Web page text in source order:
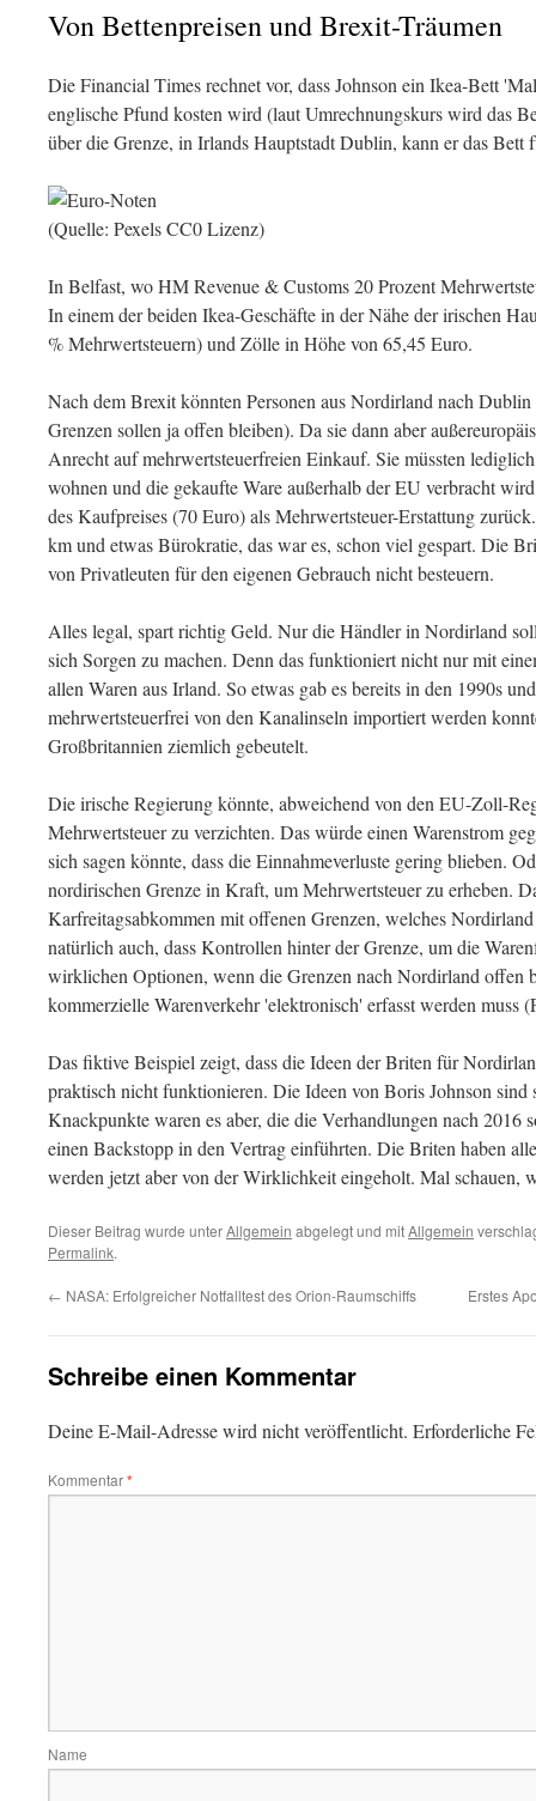
Von Bettenpreisen und Brexit-Träumen
Die Financial Times rechnet vor, dass Johnson ein Ikea-Bett
englische Pfund kosten wird (laut Umrechnungskurs wird das
über die Grenze, in Irlands Hauptstadt Dublin, kann er das Bett
(Quelle: Pexels CC0 Lizenz)
In Belfast, wo HM Revenue & Customs 20 Prozent
In einem der beiden Ikea-Geschäfte in der Nähe der irischen
% Mehrwertsteuern) und Zölle in Höhe von 65,45 Euro.
Nach dem Brexit könnten Personen aus Nordirland nach
Grenzen sollen ja offen bleiben). Da sie dann aber
Anrecht auf mehrwertsteuerfreien Einkauf. Sie müssten
wohnen und die gekaufte Ware außerhalb der EU verbracht
des Kaufpreises (70 Euro) als Mehrwertsteuer-Erstattung
km und etwas Bürokratie, das war es, schon viel gespart. Die
von Privatleuten für den eigenen Gebrauch nicht besteuern.
Alles legal, spart richtig Geld. Nur die Händler in Nordirland
sich Sorgen zu machen. Denn das funktioniert nicht nur mit
allen Waren aus Irland. So etwas gab es bereits in den 1990s
mehrwertsteuerfrei von den Kanalinseln importiert werden
Großbritannien ziemlich gebeutelt.
Die irische Regierung könnte, abweichend von den EU-Zoll-
Mehrwertsteuer zu verzichten. Das würde einen Warenstrom
sich sagen könnte, dass die Einnahmeverluste gering blieben.
nordirischen Grenze in Kraft, um Mehrwertsteuer zu erheben.
Karfreitagsabkommen mit offenen Grenzen, welches
natürlich auch, dass Kontrollen hinter der Grenze, um die
wirklichen Optionen, wenn die Grenzen nach Nordirland offen
kommerzielle Warenverkehr 'elektronisch' erfasst werden muss
Das fiktive Beispiel zeigt, dass die Ideen der Briten für
praktisch nicht funktionieren. Die Ideen von Boris Johnson sind
Knackpunkte waren es aber, die die Verhandlungen nach 2016
einen Backstopp in den Vertrag einführten. Die Briten haben
werden jetzt aber von der Wirklichkeit eingeholt. Mal schauen,
Dieser Beitrag wurde unterAllgemein abgelegt und mitAllgemein
Permalink.
← NASA: Erfolgreicher Notfalltest des Orion-Raumschiffs Erstes
Schreibe einen Kommentar
Deine E-Mail-Adresse wird nicht veröffentlicht. Erforderliche
Kommentar*
Name